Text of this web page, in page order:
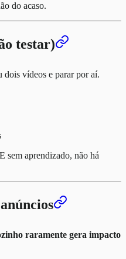
do acaso.
testar)
vídeos e parar por aí.
sem aprendizado, não há
raramente gera impacto